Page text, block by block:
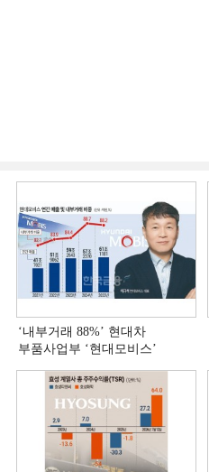
‘내부거래 88%ʼ 현대차
부품사업부 ‘현대모비스ʼ